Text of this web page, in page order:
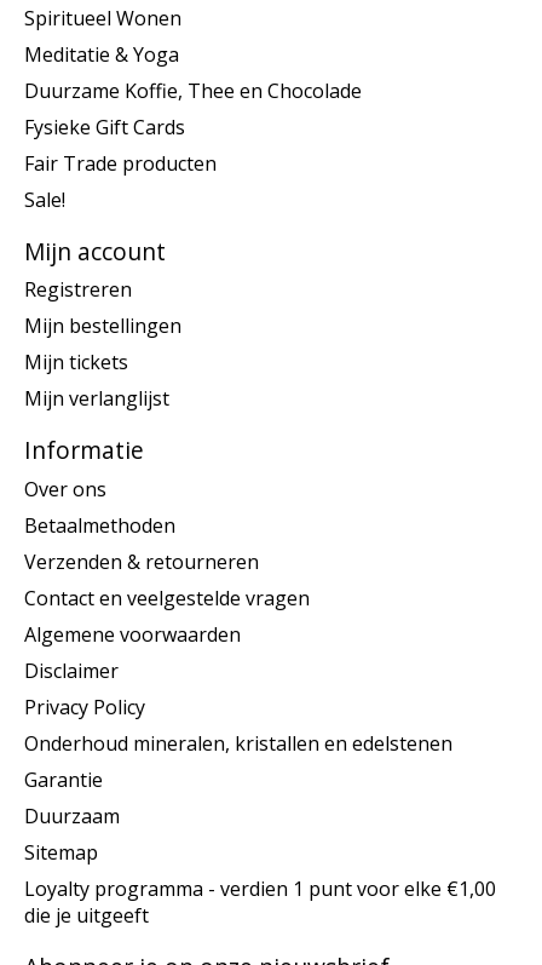
Spiritueel Wonen
Meditatie & Yoga
Duurzame Koffie, Thee en Chocolade
Fysieke Gift Cards
Fair Trade producten
Sale!
Mijn account
Registreren
Mijn bestellingen
Mijn tickets
Mijn verlanglijst
Informatie
Over ons
Betaalmethoden
Verzenden & retourneren
Contact en veelgestelde vragen
Algemene voorwaarden
Disclaimer
Privacy Policy
Onderhoud mineralen, kristallen en edelstenen
Garantie
Duurzaam
Sitemap
Loyalty programma - verdien 1 punt voor elke €1,00
die je uitgeeft